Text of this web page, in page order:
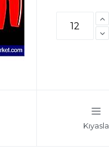
Kıyasla